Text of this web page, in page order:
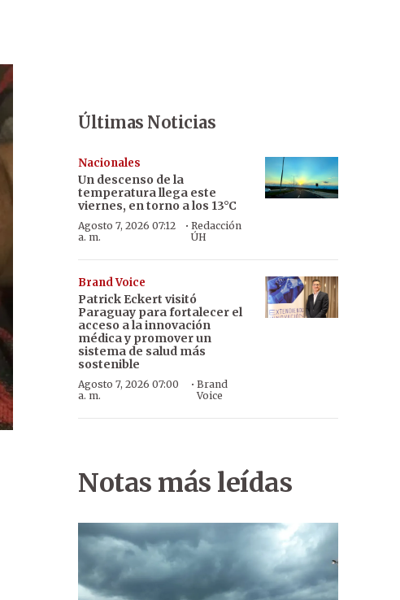
Últimas Noticias
Nacionales
Un descenso de la
temperatura llega este
viernes, en torno a los 13°C
Agosto 7, 2026 07:12
a. m.
· Redacción
ÚH
Brand Voice
Patrick Eckert visitó
Paraguay para fortalecer el
acceso a la innovación
médica y promover un
sistema de salud más
sostenible
Agosto 7, 2026 07:00
a. m.
· Brand
Voice
Notas más leídas